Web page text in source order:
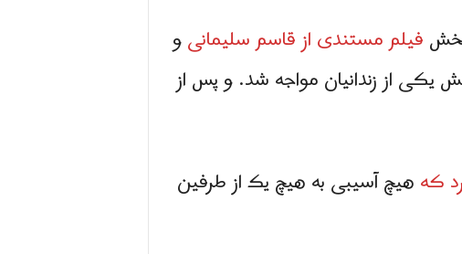
فیلم مستندی از قاسم سلیمانیو
از زندانیان مواجه شد. و پس از
کههیچ آسیبی به هیچ یک از طرفین